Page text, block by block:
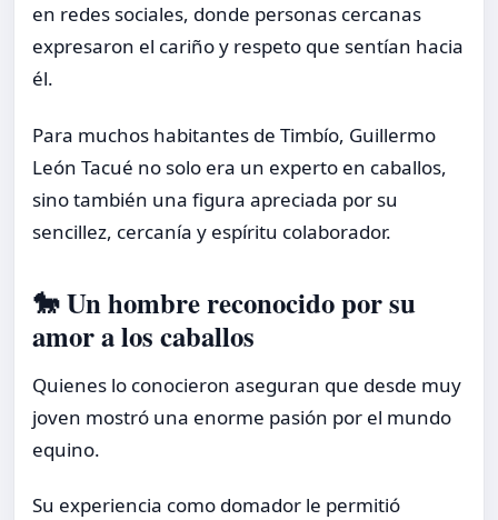
en redes sociales, donde personas cercanas
expresaron el cariño y respeto que sentían hacia
él.
Para muchos habitantes de Timbío, Guillermo
León Tacué no solo era un experto en caballos,
sino también una figura apreciada por su
sencillez, cercanía y espíritu colaborador.
🐎 Un hombre reconocido por su
amor a los caballos
Quienes lo conocieron aseguran que desde muy
joven mostró una enorme pasión por el mundo
equino.
Su experiencia como domador le permitió